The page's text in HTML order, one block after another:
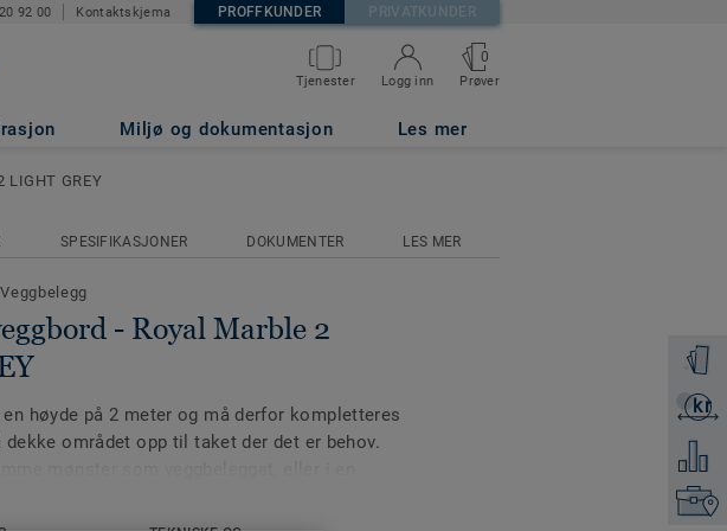
92 00 Kontaktskjema PROFFKUNDER PRIVATKUNDER
Tjenester Logg inn
0
Prøver
Miljø og dokumentasjon Les mer
GREY
Få en
kr
Få et
Legg
Finn
LIGHT GREY
SPESIFIKASJONER DOKUMENTER LES MER
Veggbelegg
- Royal Marble 2
høyde på 2 meter og må derfor kompletteres
dekke området opp til taket der det er behov.
med veggens bakgrunn.